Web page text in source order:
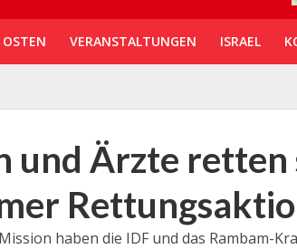
VERANSTALTUNGEN ISRAEL
und Ärzte retten
haben die IDF und das Rambam-